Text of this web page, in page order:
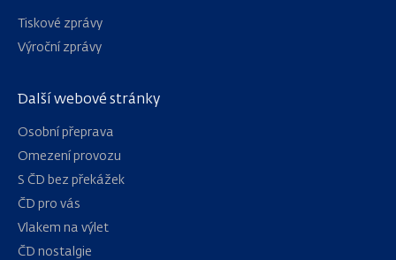
Další webové stránky
Osobní přeprava
Omezení provozu
S ČD bez překážek
ČD pro vás
Vlakem na výlet
ČD nostalgie
Tiskové zprávy
Výroční zprávy